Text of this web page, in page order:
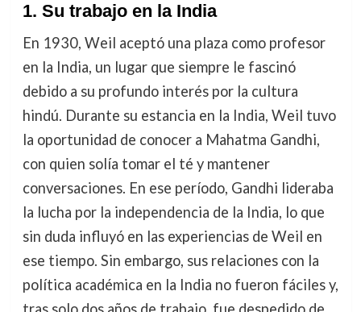
1. Su trabajo en la India
En 1930, Weil aceptó una plaza como profesor
en la India, un lugar que siempre le fascinó
debido a su profundo interés por la cultura
hindú. Durante su estancia en la India, Weil tuvo
la oportunidad de conocer a Mahatma Gandhi,
con quien solía tomar el té y mantener
conversaciones. En ese período, Gandhi lideraba
la lucha por la independencia de la India, lo que
sin duda influyó en las experiencias de Weil en
ese tiempo. Sin embargo, sus relaciones con la
política académica en la India no fueron fáciles y,